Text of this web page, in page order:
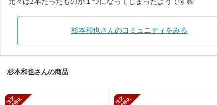
元々は2本だったものが１つになってしまったようです😄
杉本和也さんのコミュニティをみる
杉本和也さんの商品